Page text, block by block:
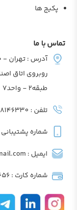
پکیج ها
تماس با ما
آدرس : تهران -
طبقه2 - واحد7
تلفن : 88146330 - 88146323
شماره پشتیبانی :
ایمیل : tahlildadehins@gmail.com
شماره کارت : 6104338929232656